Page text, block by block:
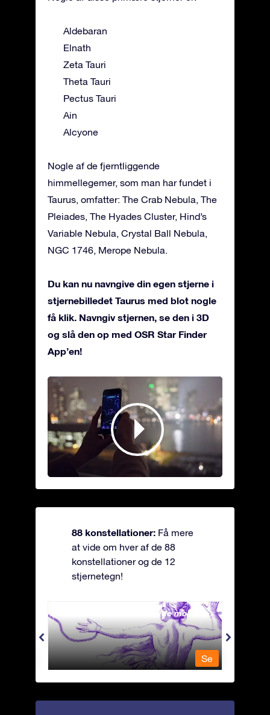
Aldebaran
Elnath
Zeta Tauri
Theta Tauri
Pectus Tauri
Ain
Alcyone
Nogle af de fjerntliggende
himmellegemer, som man har fundet i
Taurus, omfatter: The Crab Nebula, The
Pleiades, The Hyades Cluster, Hind’s
Variable Nebula, Crystal Ball Nebula,
NGC 1746, Merope Nebula.
Du kan nu navngive din egen stjerne i
stjernebilledet Taurus med blot nogle
få klik. Navngiv stjernen, se den i 3D
og slå den op med OSR Star Finder
App’en!
88 konstellationer: Få mere
at vide om hver af de 88
konstellationer og de 12
stjernetegn!
Andromeda - Den lænkede mø
Se